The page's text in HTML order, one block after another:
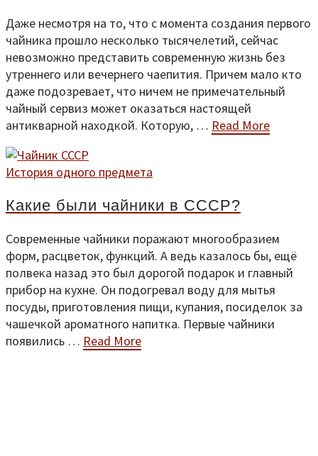
Даже несмотря на то, что с момента создания первого
чайника прошло несколько тысячелетий, сейчас
невозможно представить современную жизнь без
утреннего или вечернего чаепития. Причем мало кто
даже подозревает, что ничем не примечательный
чайный сервиз может оказаться настоящей
антикварной находкой. Которую, … Read More
История одного предмета
Какие были чайники в СССР?
Современные чайники поражают многообразием
форм, расцветок, функций. А ведь казалось бы, ещё
полвека назад это был дорогой подарок и главный
прибор на кухне. Он подогревал воду для мытья
посуды, приготовления пищи, купания, посиделок за
чашечкой ароматного напитка. Первые чайники
появились … Read More